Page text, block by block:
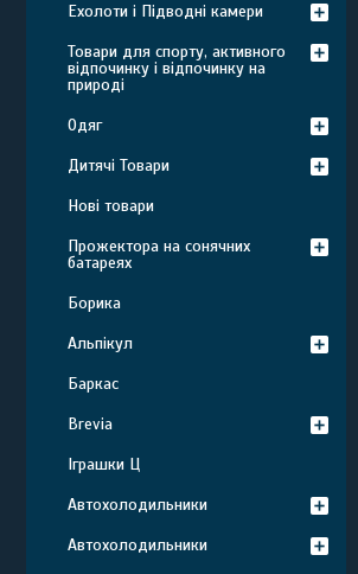
Ехолоти і Підводні камери
Товари для спорту, активного
відпочинку і відпочинку на
природі
Одяг
Дитячі Товари
Нові товари
Прожектора на сонячних
батареях
Борика
Альпікул
Баркас
Brevia
Іграшки Ц
Автохолодильники
Автохолодильники